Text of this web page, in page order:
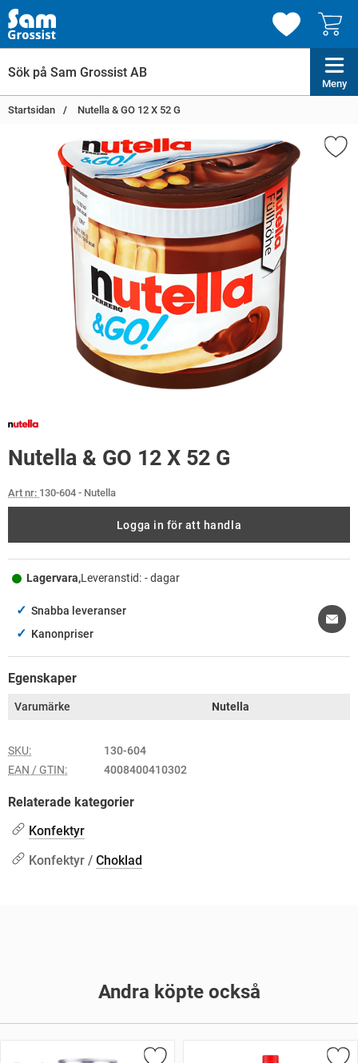
Meny
Startsidan Nutella & GO 12 X 52 G
Nutella & GO 12 X 52 G
Art nr: 130-604 - Nutella
Logga in för att handla
Lagervara,Leveranstid: - dagar
✓ Snabba leveranser
✓ Kanonpriser
Egenskaper
Varumärke Nutella
SKU:
130-604
EAN / GTIN:
4008400410302
Relaterade kategorier
Konfektyr
Konfektyr / Choklad
Andra köpte också